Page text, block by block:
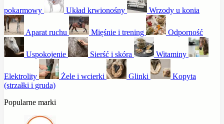
pokarmowy Układ krwionośny Wrzody u konia
Aparat ruchu Mięśnie i trening Odporność
Uspokojenie Sierść i skóra Witaminy
Elektrolity Żele i wcierki Glinki
Kopyta
(strzałki i gruda)
Popularne marki